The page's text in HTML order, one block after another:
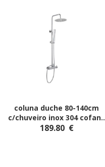
coluna duche 80-140cm
c/chuveiro inox 304 cofan..
189.80 €